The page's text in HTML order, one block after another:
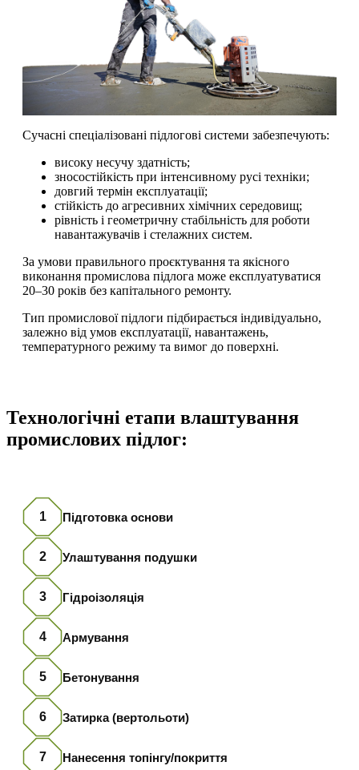
Сучасні спеціалізовані підлогові системи забезпечують:
високу несучу здатність;
зносостійкість при інтенсивному русі техніки;
довгий термін експлуатації;
стійкість до агресивних хімічних середовищ;
рівність і геометричну стабільність для роботи
навантажувачів і стелажних систем.
За умови правильного проєктування та якісного
виконання промислова підлога може експлуатуватися
20–30 років без капітального ремонту.
Тип промислової підлоги підбирається індивідуально,
залежно від умов експлуатації, навантажень,
температурного режиму та вимог до поверхні.
Технологічні етапи влаштування
промислових підлог:
1 Підготовка основи
2 Улаштування подушки
3 Гідроізоляція
4 Армування
5 Бетонування
6 Затирка (вертольоти)
7 Нанесення топінгу/покриття